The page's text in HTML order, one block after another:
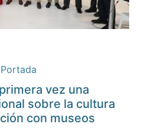
Portada
vez una
sobre la cultura
con museos